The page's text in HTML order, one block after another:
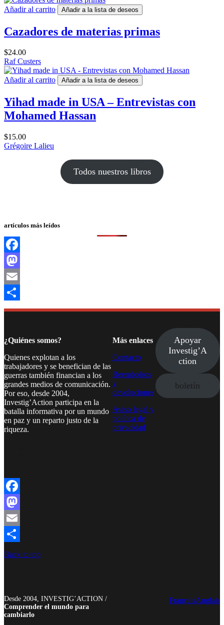
Añadir al carrito Añadir a la lista de deseos
Cazadores de materias primas
$24.00
Raf Custers
Añadir al carrito Añadir a la lista de deseos
Yihad made in USA – Entrevistas con
Mohamed Hassan
$15.00
Grégoire Lalieu
Todos nuestros libros
artículos más leídos
Facebook
Mastodon
Email
Compartir
¿Quiénes somos?
Quienes explotan a los
trabajadores y se benefician de las
guerras también financian a los
grandes medios de comunicación.
Por eso, desde 2004,
Investig’Action participa en la
batalla informativa por un mundo
en paz y un reparto justo de la
riqueza.
Más enlaces
Contacto
Reembolsos
y
devoluciones
Aviso legal y
política de
privacidad
Apoyar
Investig’A
ction
boletín
Facebook
Mastodon
Email
Compartir
Back to top
Desde 2004, INVESTIG’ACTION /
Comprender el mundo para
cambiarlo
FrançaisAnglais